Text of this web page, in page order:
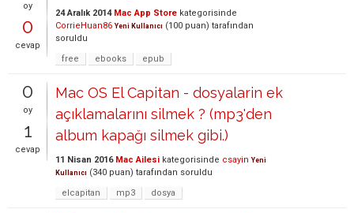
oy
0
cevap
24 Aralık 2014 Mac App Store kategorisinde
CorrieHuan86 Yeni Kullanıcı (100 puan) tarafından
soruldu
free
ebooks epub
0
oy
1
cevap
Mac OS El Capitan - dosyalarin ek
açıklamalarını silmek ? (mp3'den
album kapağı silmek gibi.)
11 Nisan 2016 Mac Ailesi kategorisinde csayin Yeni
Kullanıcı (340 puan) tarafından soruldu
elcapitan
mp3 dosya